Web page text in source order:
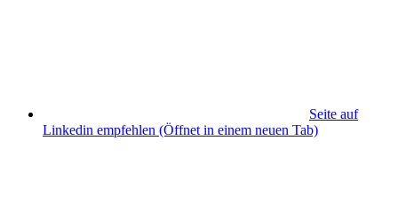
Seite auf
Linkedin empfehlen (Öffnet in einem neuen Tab)